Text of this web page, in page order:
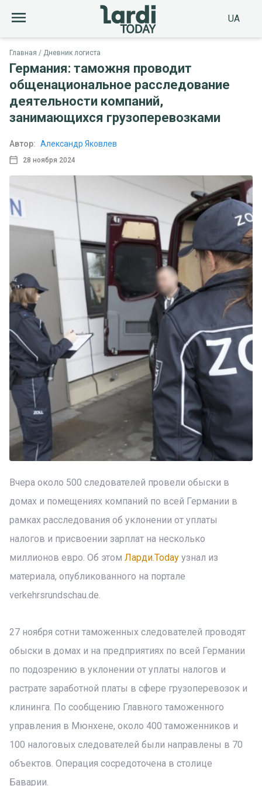
UA
Главная Дневник логиста
Германия: таможня проводит
общенациональное расследование
деятельности компаний,
занимающихся грузоперевозками
28 ноября 2024
Автор: Александр Яковлев
Вчера около 500 следователей провели обыски в
домах и помещениях компаний по всей Германии в
рамках расследования об уклонении от уплаты
налогов и присвоении зарплат на несколько
миллионов евро. Об этом Ларди.Today узнал из
материала, опубликованного на портале
verkehrsrundschau.de.
27 ноября сотни таможенных следователей проводят
обыски в домах и на предприятиях по всей Германии
по подозрению в уклонении от уплаты налогов и
растрате заработной платы в сфере грузоперевозок и
клининга. По сообщению Главного таможенного
управления в Мюнхене, около 400 таможенников и
100 налоговых следователей были направлены в 70
объектов. Операция сосредоточена в столице
Баварии.